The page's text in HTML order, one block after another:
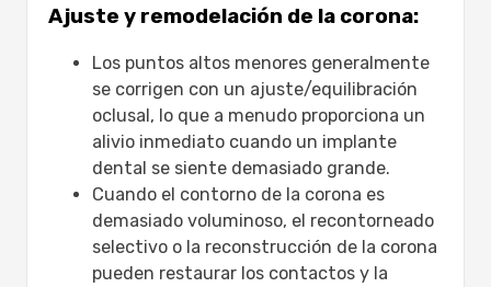
Ajuste y remodelación de la corona:
Los puntos altos menores generalmente
se corrigen con un ajuste/equilibración
oclusal, lo que a menudo proporciona un
alivio inmediato cuando un implante
dental se siente demasiado grande.
Cuando el contorno de la corona es
demasiado voluminoso, el recontorneado
selectivo o la reconstrucción de la corona
pueden restaurar los contactos y la